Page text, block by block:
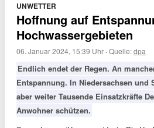
UNWETTER
Hoffnung auf
Hochwassergebieten
06. Januar 2024, 15:39 Uhr ·Quelle:dpa
Endlich endet der Regen. An
Entspannung. In Niedersachsen und
aber weiter Tausende Einsatzkräfte
Anwohner schützen.